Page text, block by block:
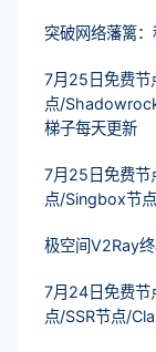
突破网络藩篱
7月25日免费
点/
梯子每天更新
7月25日免费
点/Singbox节
极空间V2Ray
7月24日免费
点/SSR节点/